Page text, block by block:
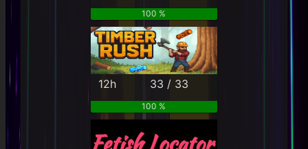
100 %
12h 33 / 33
100 %